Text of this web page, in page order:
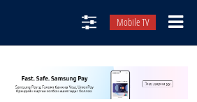
Mobile TV